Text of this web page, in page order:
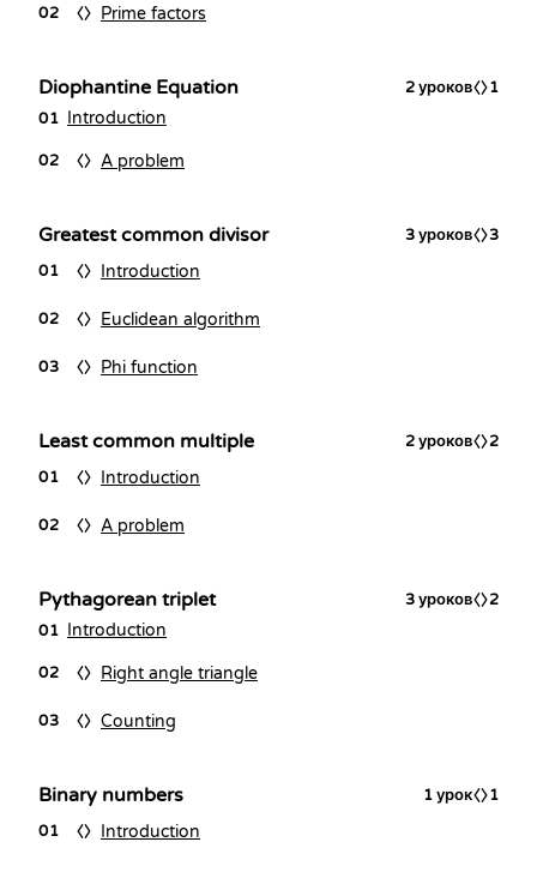
02 Prime factors
Diophantine Equation 2уроков
1
01 Introduction
02 A problem
Greatest common divisor 3уроков
3
01
Introduction
02 Euclidean algorithm
03 Phi function
Least common multiple 2уроков
2
01
Introduction
02 A problem
Pythagorean triplet 3уроков
2
01 Introduction
02 Right angle triangle
03 Counting
Binary numbers 1урок
1
01
Introduction